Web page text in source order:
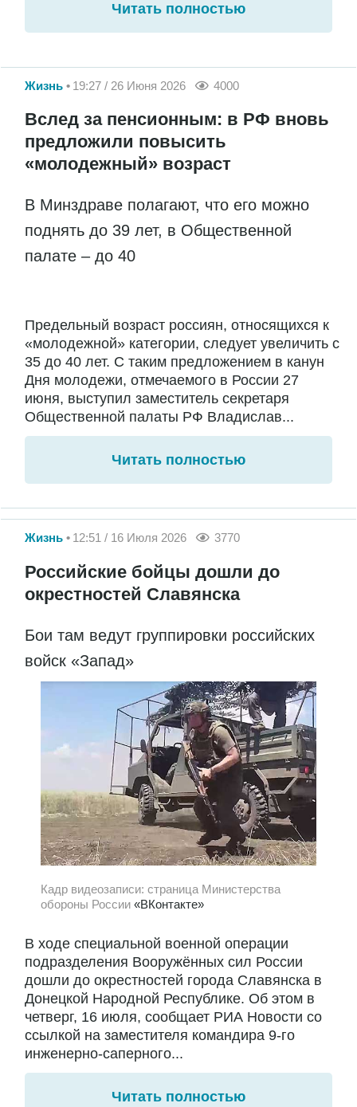
Читать полностью
Жизнь 19:27 / 26 Июня 2026 4000
Вслед за пенсионным: в РФ вновь
предложили повысить
«молодежный» возраст
В Минздраве полагают, что его можно
поднять до 39 лет, в Общественной
палате – до 40
Предельный возраст россиян, относящихся к
«молодежной» категории, следует увеличить с
35 до 40 лет. С таким предложением в канун
Дня молодежи, отмечаемого в России 27
июня, выступил заместитель секретаря
Общественной палаты РФ Владислав...
Читать полностью
Жизнь 12:51 / 16 Июля 2026 3770
Российские бойцы дошли до
окрестностей Славянска
Бои там ведут группировки российских
войск «Запад»
Кадр видеозаписи: страница Министерства
обороны России «ВКонтакте»
В ходе специальной военной операции
подразделения Вооружённых сил России
дошли до окрестностей города Славянска в
Донецкой Народной Республике. Об этом в
четверг, 16 июля, сообщает РИА Новости со
ссылкой на заместителя командира 9-го
инженерно-саперного...
Читать полностью